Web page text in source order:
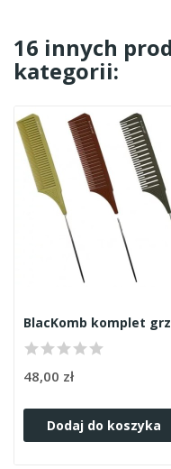
16 innych
kategorii:
48,00 zł
Dodaj do koszyka